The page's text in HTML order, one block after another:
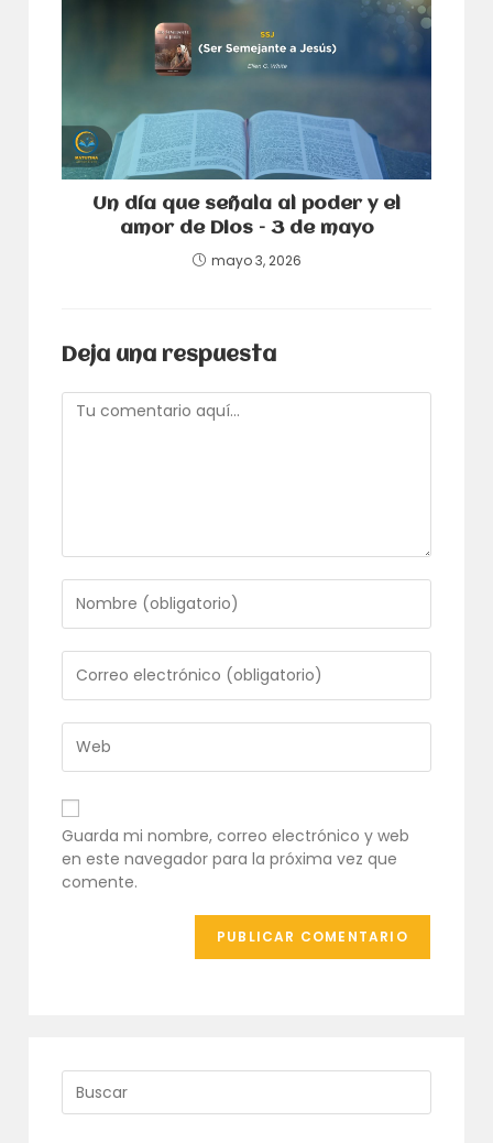
Un día que señala al poder y el
amor de Dios – 3 de mayo
mayo 3, 2026
Deja una respuesta
Comentario
tu
nombre
o
nombre
de
usuario
para
comentar
tu
dirección
de
correo
electrónico
para
comentar
URL
de
tu
web
(opcional)
Guarda mi nombre, correo electrónico y web
en este navegador para la próxima vez que
comente.